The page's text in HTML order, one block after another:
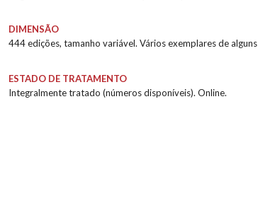
DIMENSÃO
444 edições, tamanho variável. Vários exemplares de
ESTADO DE TRATAMENTO
Integralmente tratado (números disponíveis). Online.